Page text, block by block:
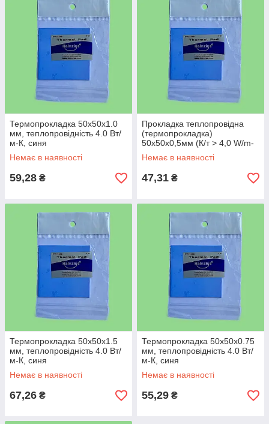
Термопрокладка 50х50х1.0
мм, теплопровідність 4.0 Вт/
м-К, синя
Немає в наявності
59,28 ₴
Прокладка теплопровідна
(термопрокладка)
50х50х0,5мм (К/т > 4,0 W/m-
k)
Немає в наявності
47,31 ₴
Термопрокладка 50х50х1.5
мм, теплопровідність 4.0 Вт/
м-К, синя
Немає в наявності
67,26 ₴
Термопрокладка 50х50х0.75
мм, теплопровідність 4.0 Вт/
м-К, синя
Немає в наявності
55,29 ₴